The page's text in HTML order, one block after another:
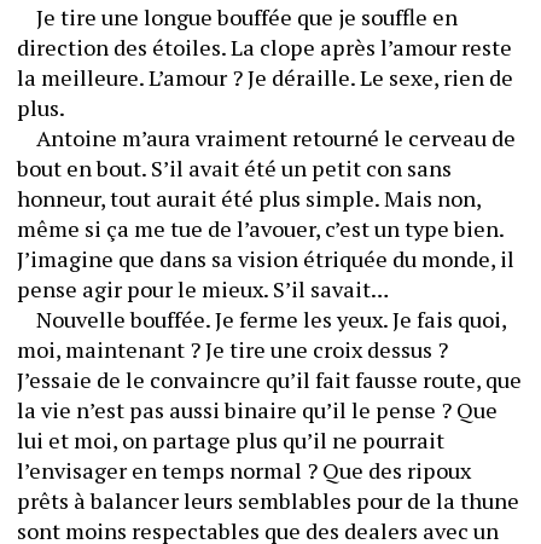
	Je tire une longue bouffée que je souffle en
direction des étoiles. La clope après l’amour reste
la meilleure. L’amour ? Je déraille. Le sexe, rien de
plus.
	Antoine m’aura vraiment retourné le cerveau de
bout en bout. S’il avait été un petit con sans
honneur, tout aurait été plus simple. Mais non,
même si ça me tue de l’avouer, c’est un type bien.
J’imagine que dans sa vision étriquée du monde, il
pense agir pour le mieux. S’il savait…
	Nouvelle bouffée. Je ferme les yeux. Je fais quoi,
moi, maintenant ? Je tire une croix dessus ?
J’essaie de le convaincre qu’il fait fausse route, que
la vie n’est pas aussi binaire qu’il le pense ? Que
lui et moi, on partage plus qu’il ne pourrait
l’envisager en temps normal ? Que des ripoux
prêts à balancer leurs semblables pour de la thune
sont moins respectables que des dealers avec un